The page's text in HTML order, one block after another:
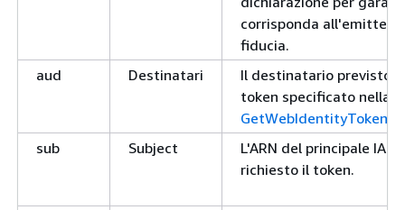
corrisponda
fiducia.
aud
Destinatari
Il destinatario previsto
token specificato nella
GetWebIdentityToken
sub
Subject
L'ARN del principale IAM
richiesto il token.